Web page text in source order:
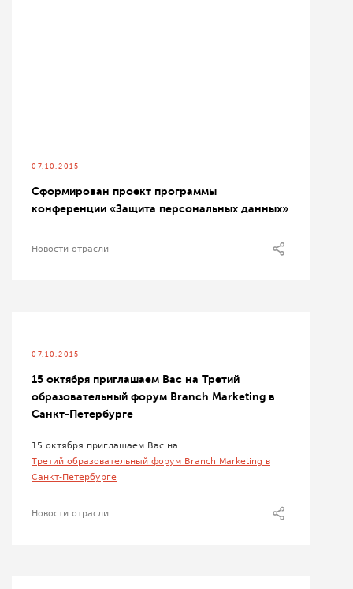
07.10.2015
Сформирован проект программы
конференции «Защита персональных данных»
Новости отрасли
07.10.2015
15 октября приглашаем Вас на Третий
образовательный форум Branch Marketing в
Санкт-Петербурге
15 октября приглашаем Вас на
Третий образовательный форум Branch Marketing в
Санкт-Петербурге
Новости отрасли